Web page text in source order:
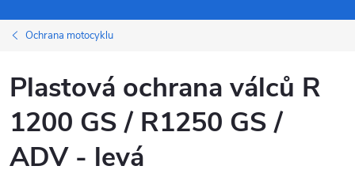
Ochrana motocyklu
Plastová ochrana válců R
1200 GS / R1250 GS /
ADV - levá